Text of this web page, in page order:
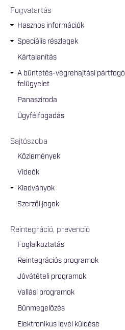
Fogvatartás
Hasznos információk
Speciális részlegek
Kártalanítás
A büntetés-végrehajtási pártfogó
felügyelet
Panasziroda
Ügyfélfogadás
Sajtószoba
Közlemények
Videók
Kiadványok
Szerzői jogok
Reintegráció, prevenció
Foglalkoztatás
Reintegrációs programok
Jóvátételi programok
Vallási programok
Bűnmegelőzés
Elektronikus levél küldése